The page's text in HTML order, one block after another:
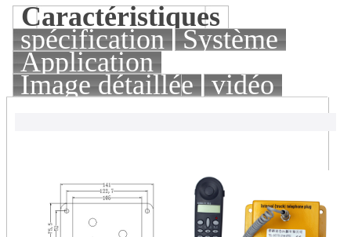
Caractéristiques
spécification Système
Application
Image détaillée vidéo